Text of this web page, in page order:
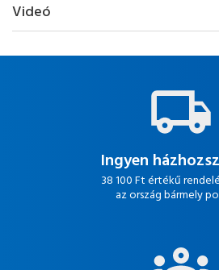
Videó
Ingyen
38 100 Ft értékű
az ország bármely